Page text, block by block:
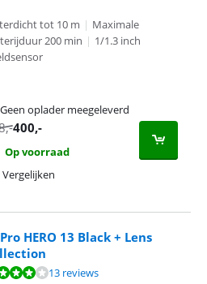
tot 10 m | Maximale
200 min | 1/1.3 inch
Geen oplader meegeleverd
,-400,-
Op voorraad
Vergelijken
HERO 13 Black + Lens
op 13 reviews.
13 reviews